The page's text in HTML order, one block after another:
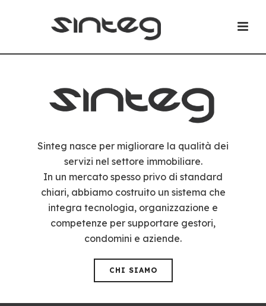
Sinteg nasce per migliorare la qualità dei
servizi nel settore immobiliare.
In un mercato spesso privo di standard
chiari, abbiamo costruito un sistema che
integra tecnologia, organizzazione e
competenze per supportare gestori,
condomini e aziende.
CHI SIAMO